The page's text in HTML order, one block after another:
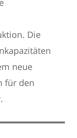
Die
neue
für den